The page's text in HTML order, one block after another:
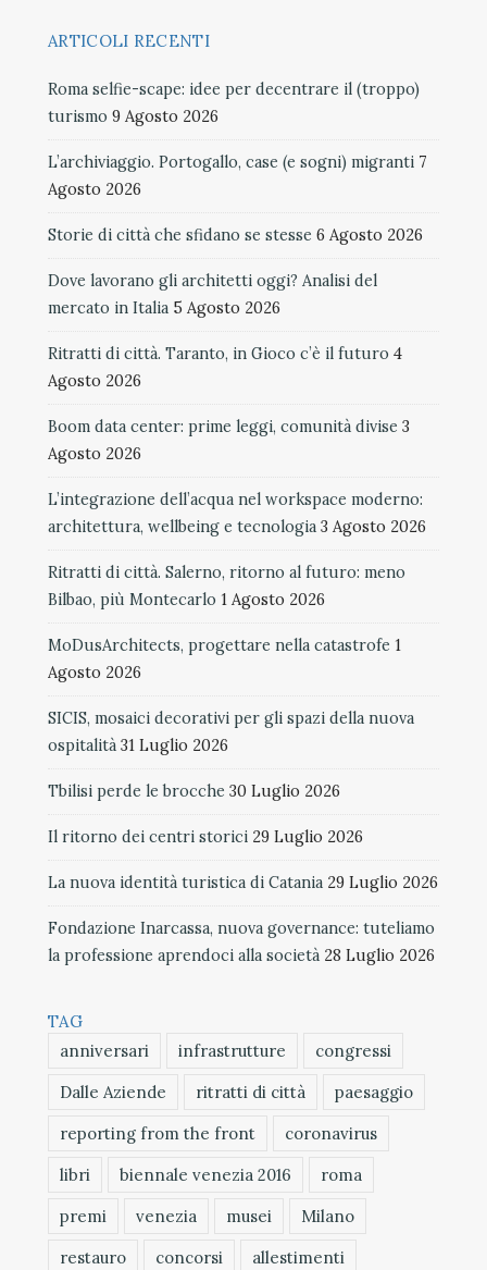
ARTICOLI RECENTI
Roma selfie-scape: idee per decentrare il (troppo)
turismo 9 Agosto 2026
L’archiviaggio. Portogallo, case (e sogni) migranti 7
Agosto 2026
Storie di città che sfidano se stesse 6 Agosto 2026
Dove lavorano gli architetti oggi? Analisi del
mercato in Italia 5 Agosto 2026
Ritratti di città. Taranto, in Gioco c’è il futuro 4
Agosto 2026
Boom data center: prime leggi, comunità divise 3
Agosto 2026
L’integrazione dell’acqua nel workspace moderno:
architettura, wellbeing e tecnologia 3 Agosto 2026
Ritratti di città. Salerno, ritorno al futuro: meno
Bilbao, più Montecarlo 1 Agosto 2026
MoDusArchitects, progettare nella catastrofe 1
Agosto 2026
SICIS, mosaici decorativi per gli spazi della nuova
ospitalità 31 Luglio 2026
Tbilisi perde le brocche 30 Luglio 2026
Il ritorno dei centri storici 29 Luglio 2026
La nuova identità turistica di Catania 29 Luglio 2026
Fondazione Inarcassa, nuova governance: tuteliamo
la professione aprendoci alla società 28 Luglio 2026
TAG
anniversari
infrastrutture
congressi
Dalle Aziende
ritratti di città
paesaggio
reporting from the front
coronavirus
libri
biennale venezia 2016
roma
premi
venezia musei
Milano
restauro
concorsi
allestimenti